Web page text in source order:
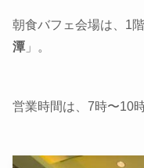
朝食バフェ会場は、1
潭 」。
営業時間は、7時〜10